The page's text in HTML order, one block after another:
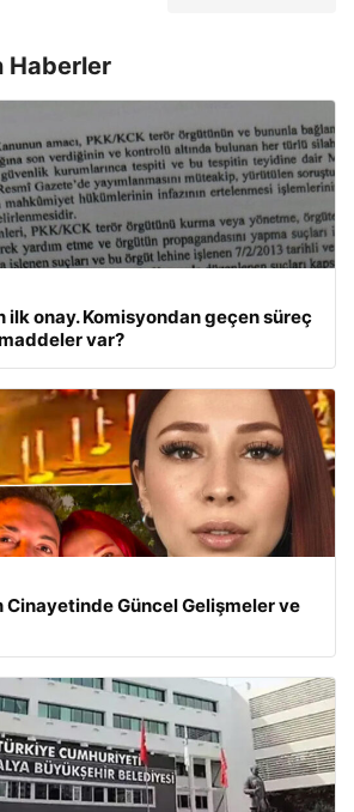
Haberler
ilk onay. Komisyondan geçen süreç
var?
Cinayetinde Güncel Gelişmeler ve